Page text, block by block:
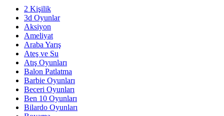
2 Kişilik
3d Oyunlar
Aksiyon
Ameliyat
Araba Yarış
Ateş ve Su
Atış Oyunları
Balon Patlatma
Barbie Oyunları
Beceri Oyunları
Ben 10 Oyunları
Bilardo Oyunları